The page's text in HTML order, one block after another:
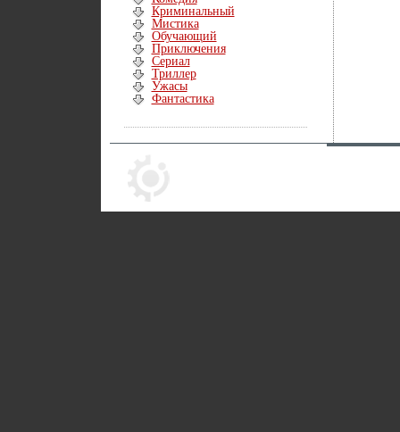
Криминальный
Мистика
Обучающий
Приключения
Сериал
Триллер
Ужасы
Фантастика